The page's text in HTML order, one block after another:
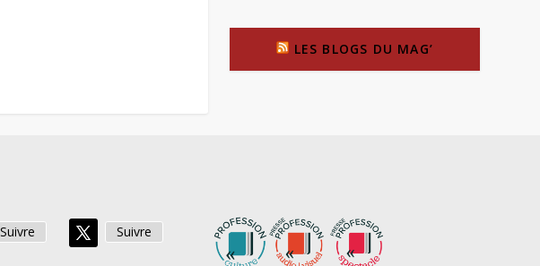
LES BLOGS DU MAG’
Suivre Suivre